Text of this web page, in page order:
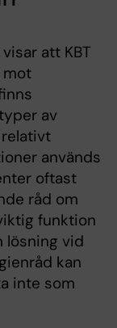
att KBT
mot
av
används
oftast
råd om
funktion
lösning vid
kan
inte som